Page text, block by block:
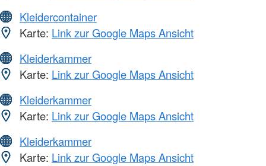
Kleidercontainer
Karte: Link zur Google Maps Ansicht
Kleiderkammer
Karte: Link zur Google Maps Ansicht
Kleiderkammer
Karte: Link zur Google Maps Ansicht
Kleiderkammer
Karte: Link zur Google Maps Ansicht